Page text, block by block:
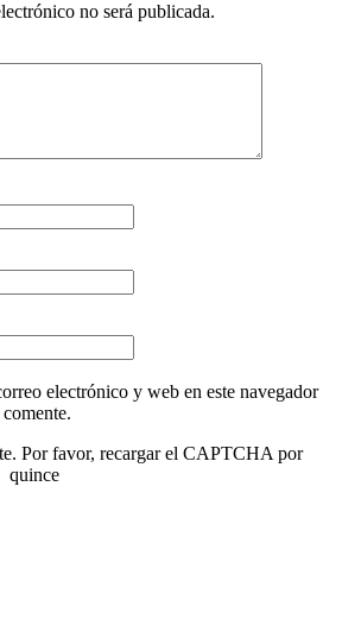
no será publicada.
electrónico y web en este navegador
Por favor, recargar el CAPTCHA por
quince